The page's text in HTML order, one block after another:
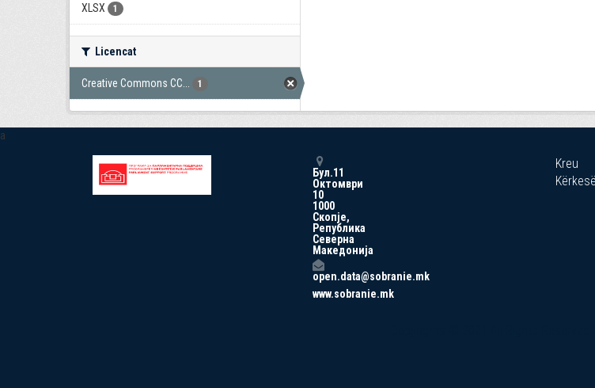
XLSX 1
Licencat
Creative Commons CC... 1
a
Бул.11
Октомври
10
1000
Скопје,
Република
Северна
Македонија
open.data@sobranie.mk
www.sobranie.mk
Kreu